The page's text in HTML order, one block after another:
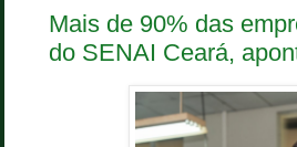
Mais de 90% das
do SENAI Ceará,